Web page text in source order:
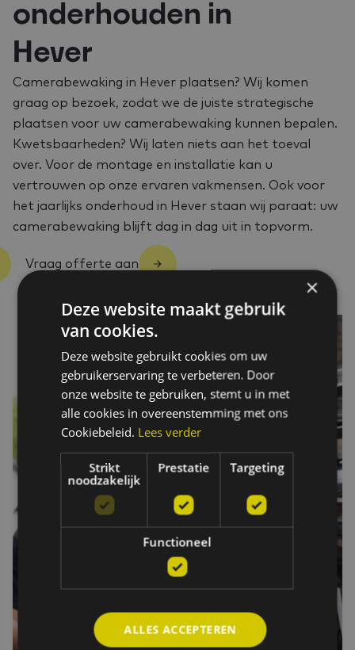
onderhouden in
Hever
Camerabewaking in Hever plaatsen? Wij komen
graag op bezoek, zodat we de juiste strategische
plaatsen voor uw camerabewaking kunnen bepalen.
Kwetsbaarheden? Wij laten niets aan het toeval
over. Voor de montage en installatie kan u
vertrouwen op onze ervaren vakmensen. Ook voor
het jaarlijks onderhoud in Hever staan wij paraat: uw
camerabewaking blijft dag in dag uit in topvorm.
Vraag offerte aan
×
Deze website maakt gebruik
van cookies.
Deze website gebruikt cookies om uw
gebruikerservaring te verbeteren. Door
onze website te gebruiken, stemt u in met
alle cookies in overeenstemming met ons
Cookiebeleid. Lees verder
Strikt
noodzakelijk
Prestatie Targeting
Functioneel
ALLES ACCEPTEREN